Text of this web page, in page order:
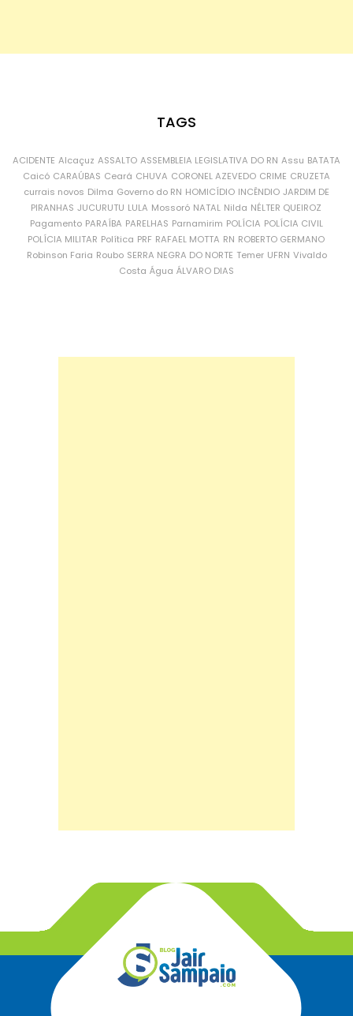
TAGS
ACIDENTE Alcaçuz ASSALTO ASSEMBLEIA LEGISLATIVA DO RN Assu BATATA
Caicó CARAÚBAS Ceará CHUVA CORONEL AZEVEDO CRIME CRUZETA
currais novos Dilma Governo do RN HOMICÍDIO INCÊNDIO JARDIM DE
PIRANHAS JUCURUTU LULA Mossoró NATAL Nilda NÉLTER QUEIROZ
Pagamento PARAÍBA PARELHAS Parnamirim POLÍCIA POLÍCIA CIVIL
POLÍCIA MILITAR Política PRF RAFAEL MOTTA RN ROBERTO GERMANO
Robinson Faria Roubo SERRA NEGRA DO NORTE Temer UFRN Vivaldo
Costa Água ÁLVARO DIAS